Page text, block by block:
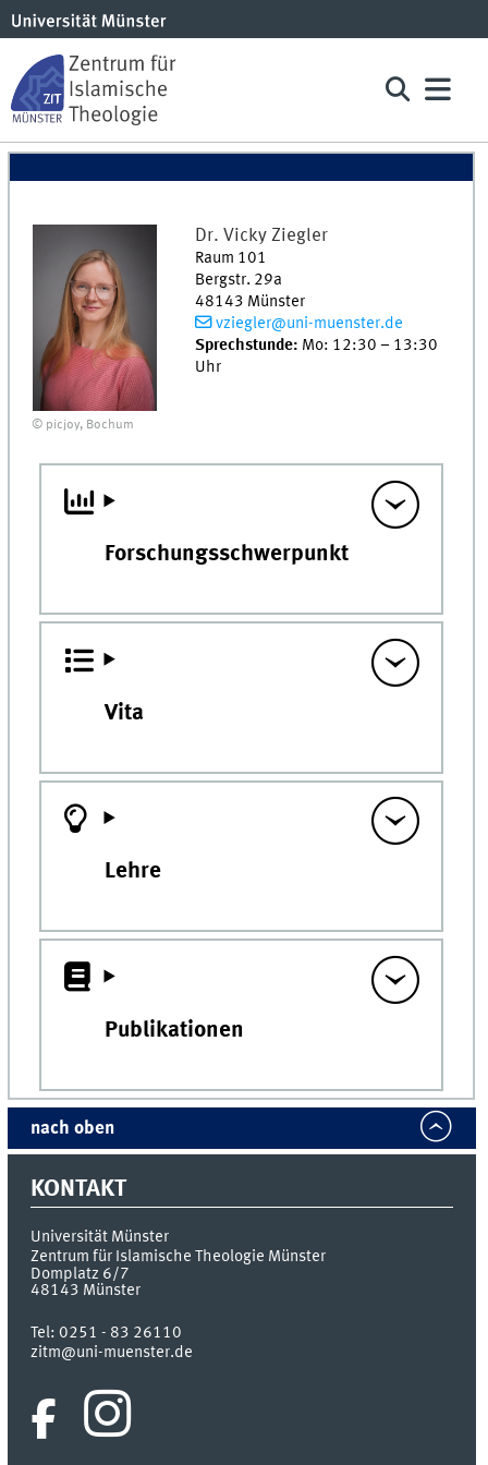
© picjoy, Bochum
Dr. Vicky Ziegler
Raum 101
Bergstr. 29a
48143 Münster
vziegler@uni-muenster.de
Sprechstunde: Mo: 12:30 – 13:30
Uhr
Forschungsschwerpunkt
Vita
Lehre
Publikationen
nach oben
KONTAKT
Universität Münster
Zentrum für Islamische Theologie Münster
Domplatz 6/7
48143 Münster
Tel:0251 - 83 26110
zitm@uni-muenster.de